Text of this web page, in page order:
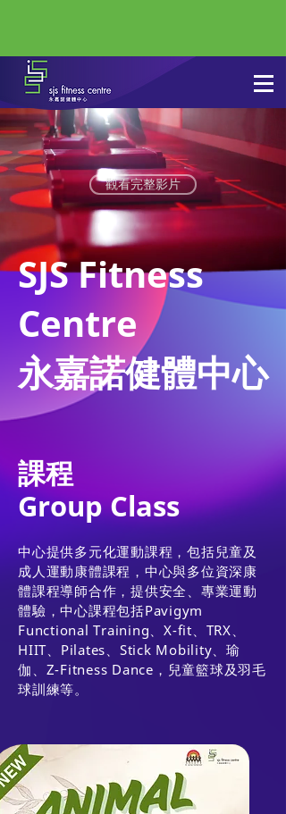
觀看完整影片
SJS Fitness
Centre
永嘉諾健體中心
課程
Group Class
中心提供多元化運動課程，包括兒童及
成人運動康體課程，中心與多位資深康
體課程導師合作，提供安全、專業運動
體驗，中心課程包括Pavigym
Functional Training、X-fit、TRX、
HIIT、Pilates、Stick Mobility、瑜
伽、Z-Fitness Dance，兒童籃球及羽毛
球訓練等。